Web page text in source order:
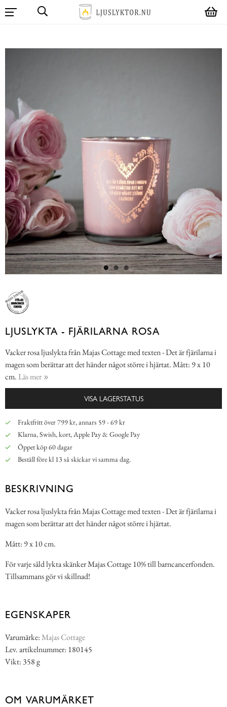
LJUSLYKTA - FJÄRILARNA ROSA
Vacker rosa ljuslykta från Majas Cottage med texten - Det är fjärilarna i
magen som berättar att det händer något större i hjärtat. Mått: 9 x 10
cm. Läs mer
VISA LAGERSTATUS
Fraktfritt över 799 kr, annars 59 - 69 kr
Klarna, Swish, kort, Apple Pay & Google Pay
Öppet köp 60 dagar
Beställ före kl 13 så skickar vi samma dag.
BESKRIVNING
Vacker rosa ljuslykta från Majas Cottage med texten - Det är fjärilarna i
magen som berättar att det händer något större i hjärtat.
Mått: 9 x 10 cm.
För varje såld lykta skänker Majas Cottage 10% till barncancerfonden.
Tillsammans gör vi skillnad!
EGENSKAPER
Varumärke:Majas Cottage
Lev. artikelnummer: 180145
Vikt: 358 g
OM VARUMÄRKET